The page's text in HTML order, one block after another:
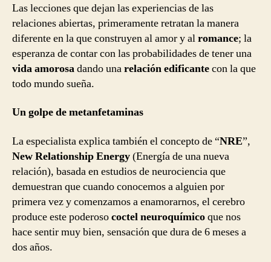
Las lecciones que dejan las experiencias de las
relaciones abiertas, primeramente retratan la manera
diferente en la que construyen al amor y alromance; la
esperanza de contar con las probabilidades de tener una
vida amorosadando unarelación edificantecon la que
todo mundo sueña.
Un golpe de metanfetaminas
La especialista explica también el concepto de “NRE”,
New Relationship Energy(Energía de una nueva
relación), basada en estudios de neurociencia que
demuestran que cuando conocemos a alguien por
primera vez y comenzamos a enamorarnos, el cerebro
produce este poderosococtel neuroquímicoque nos
hace sentir muy bien, sensación que dura de 6 meses a
dos años.